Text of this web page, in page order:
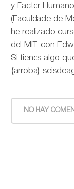
y Factor
(Faculdade de
he realizado
del MIT, con
Si tienes algo
{arroba}
NO HAY